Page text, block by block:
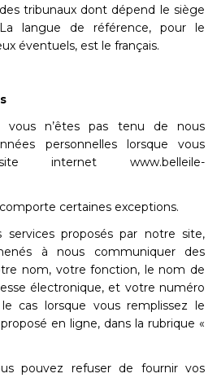
tribunaux dont dépend le siège
langue de référence, pour le
éventuels, est le français.
vous n’êtes pas tenu de nous
personnelles lorsque vous
internet www.belleile-
certaines exceptions.
proposés par notre site,
à nous communiquer des
nom, votre fonction, le nom de
électronique, et votre numéro
cas lorsque vous remplissez le
en ligne, dans la rubrique «
pouvez refuser de fournir vos